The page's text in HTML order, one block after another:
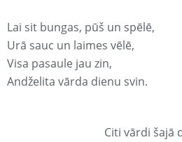
Lai sit bungas, pūš un spēlē,
Urā sauc un laimes vēlē,
Visa pasaule jau zin,
Andželita vārda dienu svin.
Citi vārdi šajā